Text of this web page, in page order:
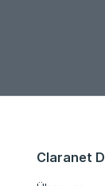
Claranet